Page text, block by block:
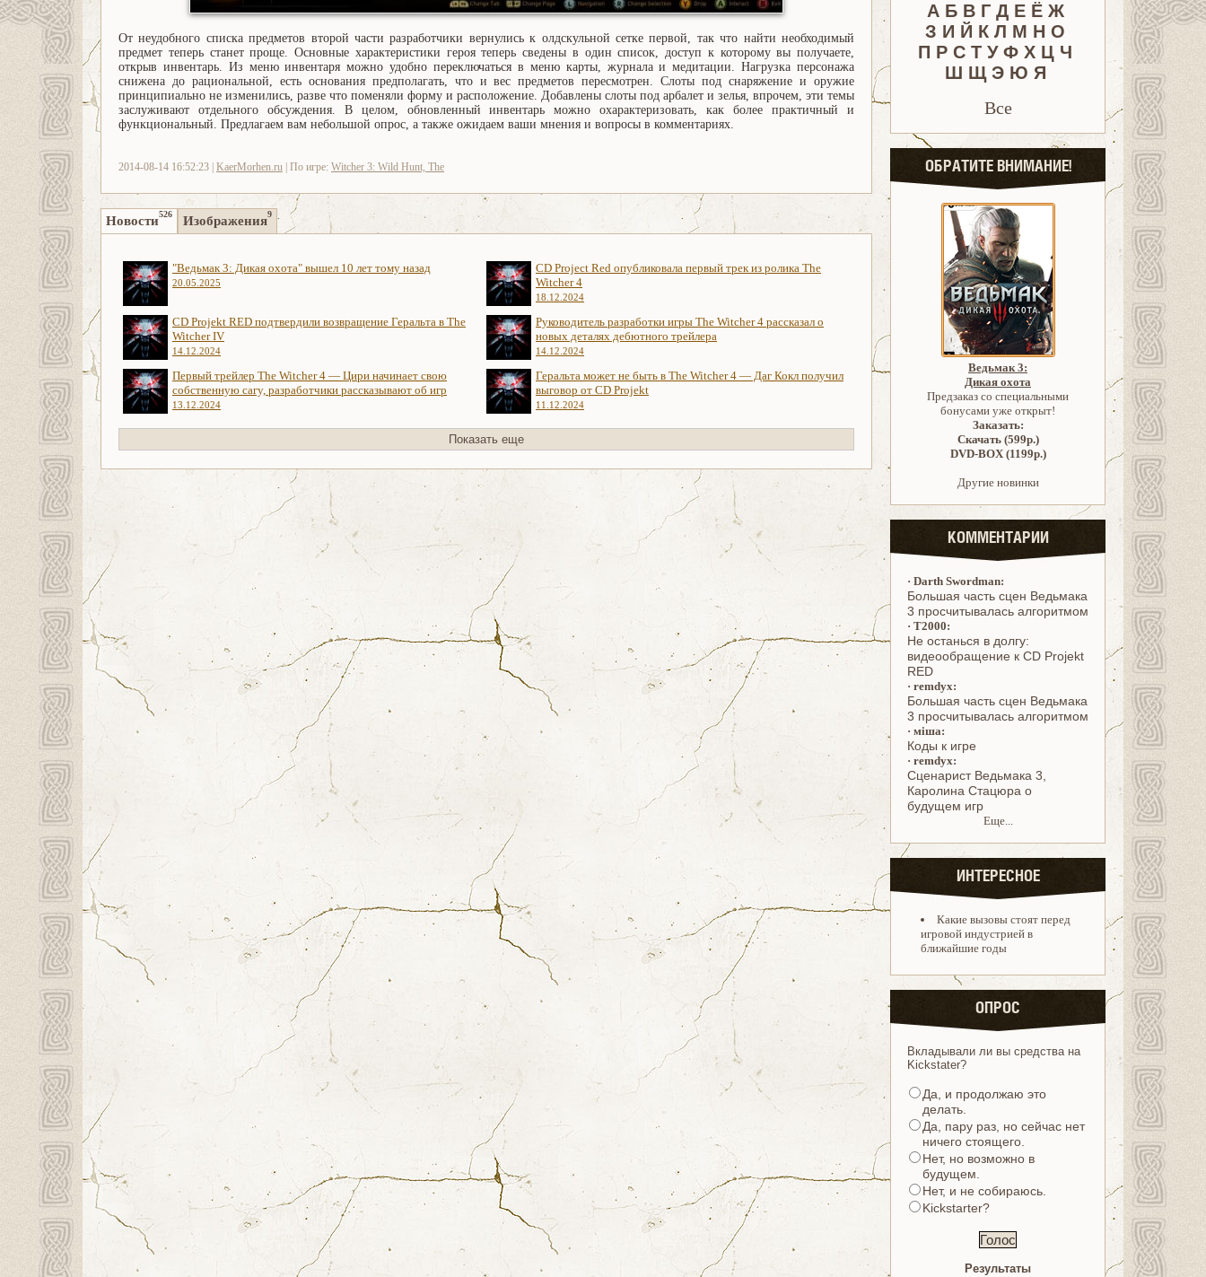
От неудобного списка предметов второй части разработчики вернулись к олдскульной сетке первой, так что найти необходимый
предмет теперь станет проще. Основные характеристики героя теперь сведены в один список, доступ к которому вы получаете,
открыв инвентарь. Из меню инвентаря можно удобно переключаться в меню карты, журнала и медитации. Нагрузка персонажа
снижена до рациональной, есть основания предполагать, что и вес предметов пересмотрен. Слоты под снаряжение и оружие
принципиально не изменились, разве что поменяли форму и расположение. Добавлены слоты под арбалет и зелья, впрочем, эти темы
заслуживают отдельного обсуждения. В целом, обновленный инвентарь можно охарактеризовать, как более практичный и
функциональный. Предлагаем вам небольшой опрос, а также ожидаем ваши мнения и вопросы в комментариях.
2014-08-14 16:52:23 | KaerMorhen.ru | По игре: Witcher 3: Wild Hunt, The
Новости526 Изображения9
"Ведьмак 3: Дикая охота" вышел 10 лет тому назад
20.05.2025
CD Project Red опубликовала первый трек из ролика The
Witcher 4
18.12.2024
CD Projekt RED подтвердили возвращение Геральта в The
Witcher IV
14.12.2024
Руководитель разработки игры The Witcher 4 рассказал о
новых деталях дебютного трейлера
14.12.2024
Первый трейлер The Witcher 4 — Цири начинает свою
собственную сагу, разработчики рассказывают об игр
13.12.2024
Геральта может не быть в The Witcher 4 — Даг Кокл получил
выговор от CD Projekt
11.12.2024
Показать еще
А Б В Г Д Е Ё Ж
З И Й К Л М Н О
П Р С Т У Ф Х Ц Ч
Ш Щ Э Ю Я
Все
ОБРАТИТЕ ВНИМАНИЕ!
Ведьмак 3:
Дикая охота
Предзаказ со специальными
бонусами уже открыт!
Заказать:
Скачать (599р.)
DVD-BOX (1199р.)
Другие новинки
КОММЕНТАРИИ
· Darth Swordman:
Большая часть сцен Ведьмака
3 просчитывалась алгоритмом
· T2000:
Не останься в долгу:
видеообращение к CD Projekt
RED
· remdyx:
Большая часть сцен Ведьмака
3 просчитывалась алгоритмом
· міша:
Коды к игре
· remdyx:
Cценарист Ведьмака 3,
Каролина Стацюра о
будущем игр
Еще...
ИНТЕРЕСНОЕ
Какие вызовы стоят перед
игровой индустрией в
ближайшие годы
ОПРОС
Вкладывали ли вы средства на
Kickstater?
Да, и продолжаю это
делать.
Да, пару раз, но сейчас нет
ничего стоящего.
Нет, но возможно в
будущем.
Нет, и не собираюсь.
Kickstarter?
Результаты